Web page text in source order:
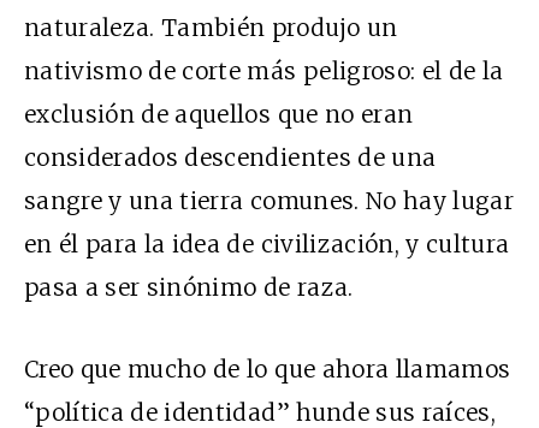
naturaleza. También produjo un
nativismo de corte más peligroso: el de la
exclusión de aquellos que no eran
considerados descendientes de una
sangre y una tierra comunes. No hay lugar
en él para la idea de civilización, y cultura
pasa a ser sinónimo de raza.
Creo que mucho de lo que ahora llamamos
“política de identidad” hunde sus raíces,